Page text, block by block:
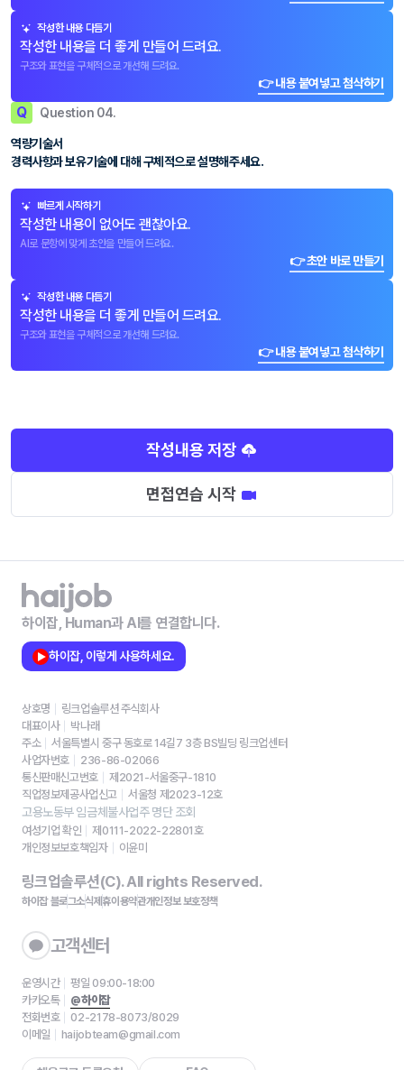
작성한 내용 다듬기
작성한 내용을 더 좋게 만들어 드려요.
구조와 표현을 구체적으로 개선해 드려요.
👉 내용 붙여넣고 첨삭하기
Q Question 04.
역량기술서
경력사항과 보유기술에 대해 구체적으로 설명해주세요.
빠르게 시작하기
작성한 내용이 없어도 괜찮아요.
AI로 문항에 맞게 초안을 만들어 드려요.
👉 초안 바로 만들기
작성한 내용 다듬기
작성한 내용을 더 좋게 만들어 드려요.
구조와 표현을 구체적으로 개선해 드려요.
👉 내용 붙여넣고 첨삭하기
작성내용 저장
면접연습 시작
하이잡, Human과 AI를 연결합니다.
하이잡, 이렇게 사용하세요.
상호명
링크업솔루션 주식회사
대표이사
박나래
주소
서울특별시 중구 동호로 14길7 3층 BS빌딩 링크업센터
사업자번호
236-86-02066
통신판매신고번호
제2021-서울중구-1810
직업정보제공사업신고
서울청 제2023-12호
고용노동부 임금체불사업주 명단 조회
여성기업 확인
제0111-2022-22801호
개인정보보호책임자
이윤미
링크업솔루션(C). All rights Reserved.
하이잡 블로그소식제휴이용약관개인정보 보호정책
고객센터
운영시간
평일 09:00-18:00
카카오톡
@하이잡
전화번호
02-2178-8073/8029
이메일
haijobteam@gmail.com